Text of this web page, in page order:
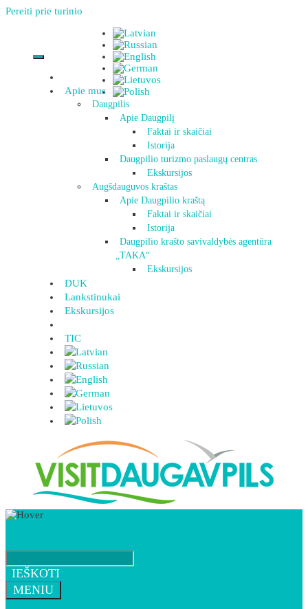
Pereiti prie turinio
Apie mus
Daugpilis
Apie Daugpilį
Faktai ir skaičiai
Istorija
Daugpilio turizmo paslaugų centras
Ekskursijos
Augšdauguvos kraštas
Apie Daugpilio kraštą
Faktai ir skaičiai
Istorija
Daugpilio krašto savivaldybės agentūra
„TAKA“
Ekskursijos
DUK
Lankstinukai
Ekskursijos
TIC
IEŠKOTI
MENIU